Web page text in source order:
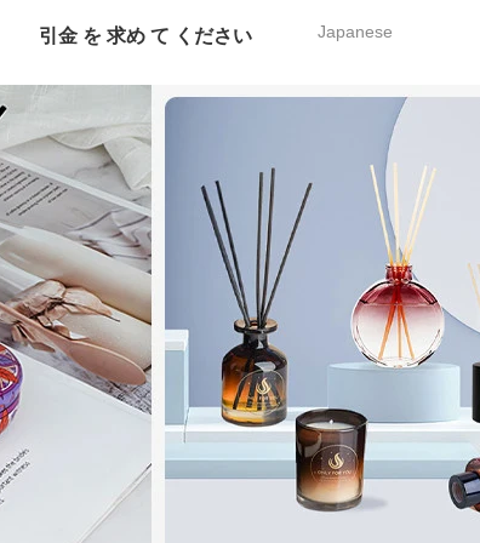
Japanese
引金 を 求め て ください